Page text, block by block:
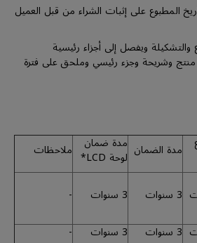
المطبوع على إثبات الشراء من قبل العميل
ويفصل إلى أجزاء رئيسية
وشريحة وجزء رئيسي وملحق على فترة
مدة الضمان مدة ضمان
لوحة LCD*
ملاحظات
3 سنوات 3 سنوات
-
3 سنوات 3 سنوات
-